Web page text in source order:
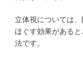
立体視については
ほぐす効果がある
法です。